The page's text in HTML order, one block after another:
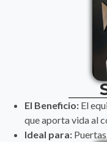
El Beneficio: El
que aporta vida al
Ideal para: